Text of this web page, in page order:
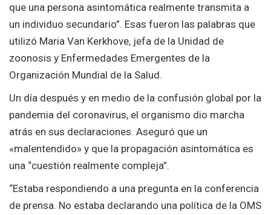
que una persona asintomática realmente transmita a
un individuo secundario”. Esas fueron las palabras que
utilizó Maria Van Kerkhove, jefa de la Unidad de
zoonosis y Enfermedades Emergentes de la
Organización Mundial de la Salud.
Un día después y en medio de la confusión global por la
pandemia del coronavirus, el organismo dio marcha
atrás en sus declaraciones. Aseguró que un
«malentendido» y que la propagación asintomática es
una “cuestión realmente compleja”.
“Estaba respondiendo a una pregunta en la conferencia
de prensa. No estaba declarando una política de la OMS